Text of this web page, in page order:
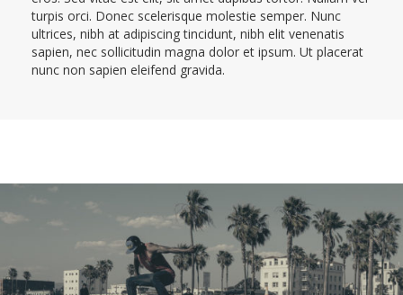
turpis orci. Donec scelerisque molestie semper. Nunc
ultrices, nibh at adipiscing tincidunt, nibh elit venenatis
sapien, nec sollicitudin magna dolor et ipsum. Ut placerat
nunc non sapien eleifend gravida.